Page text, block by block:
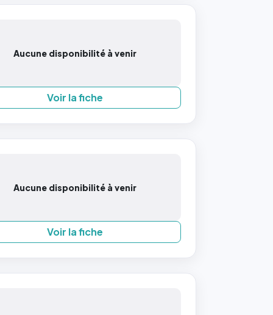
Aucune disponibilité à venir
Voir la fiche
Aucune disponibilité à venir
Voir la fiche